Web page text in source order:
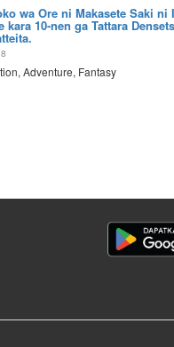
wa Ore ni Makasete Saki ni
kara 10-nen ga Tattara
8
Adventure, Fantasy